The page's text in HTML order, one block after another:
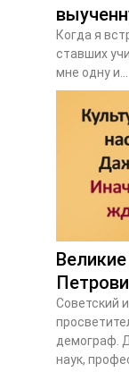
Когда я
ставших
мне одну и...
Советский
демограф.
наук,